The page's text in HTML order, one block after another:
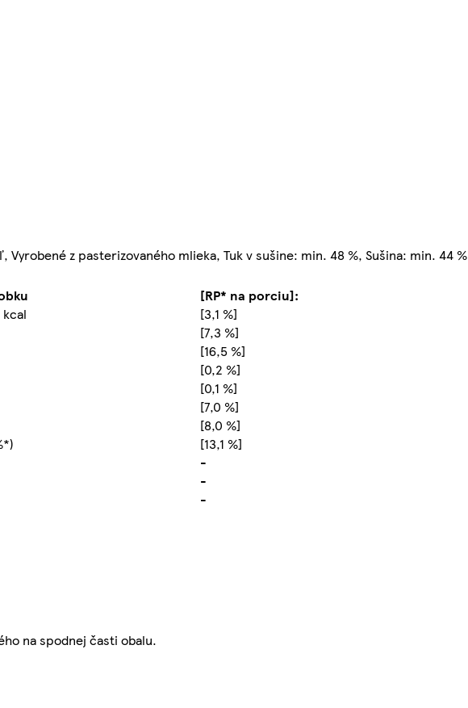
Vyrobené z pasterizovaného mlieka, Tuk v sušine: min. 48 %, Sušina: min. 44 %
[RP* na porciu]:
kcal
[3,1 %]
[7,3 %]
[16,5 %]
[0,2 %]
[0,1 %]
[7,0 %]
[8,0 %]
[13,1 %]
-
-
-
na spodnej časti obalu.